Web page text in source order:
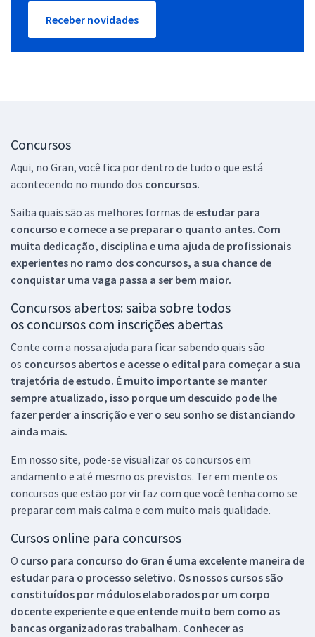
Receber novidades
Concursos
Aqui, no Gran, você fica por dentro de tudo o que está
acontecendo no mundo dos concursos.
Saiba quais são as melhores formas de estudar para
concurso e comece a se preparar o quanto antes. Com
muita dedicação, disciplina e uma ajuda de profissionais
experientes no ramo dos concursos, a sua chance de
conquistar uma vaga passa a ser bem maior.
Concursos abertos: saiba sobre todos
os concursos com inscrições abertas
Conte com a nossa ajuda para ficar sabendo quais são
os concursos abertos e acesse o edital para começar a sua
trajetória de estudo. É muito importante se manter
sempre atualizado, isso porque um descuido pode lhe
fazer perder a inscrição e ver o seu sonho se distanciando
ainda mais.
Em nosso site, pode-se visualizar os concursos em
andamento e até mesmo os previstos. Ter em mente os
concursos que estão por vir faz com que você tenha como se
preparar com mais calma e com muito mais qualidade.
Cursos online para concursos
O curso para concurso do Gran é uma excelente maneira de
estudar para o processo seletivo. Os nossos cursos são
constituídos por módulos elaborados por um corpo
docente experiente e que entende muito bem como as
bancas organizadoras trabalham. Conhecer as